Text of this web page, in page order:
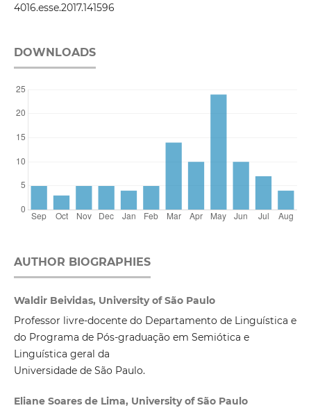
4016.esse.2017.141596
DOWNLOADS
AUTHOR BIOGRAPHIES
Waldir Beividas, University of São Paulo
Professor livre-docente do Departamento de Linguística e
do Programa de Pós-graduação em Semiótica e
Linguística geral da
Universidade de São Paulo.
Eliane Soares de Lima, University of São Paulo